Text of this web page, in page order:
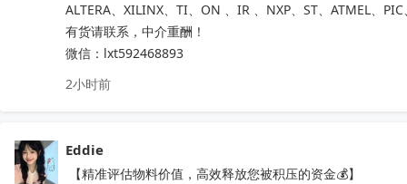
ALTERA、XILINX、TI、ON 、IR 、NXP、ST、ATMEL、
有货请联系，中介重酬！
微信：lxt592468893
2小时前
Eddie